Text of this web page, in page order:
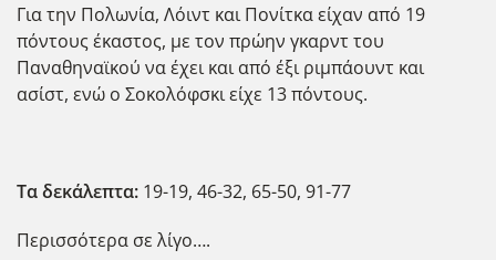
Για την Πολωνία, Λόιντ και Πονίτκα είχαν από 19
πόντους έκαστος, με τον πρώην γκαρντ του
Παναθηναϊκού να έχει και από έξι ριμπάουντ και
ασίστ, ενώ ο Σοκολόφσκι είχε 13 πόντους.
Τα δεκάλεπτα: 19-19, 46-32, 65-50, 91-77
Περισσότερα σε λίγο….